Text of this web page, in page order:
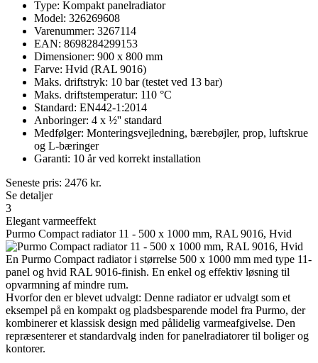
Type: Kompakt panelradiator
Model: 326269608
Varenummer: 3267114
EAN: 8698284299153
Dimensioner: 900 x 800 mm
Farve: Hvid (RAL 9016)
Maks. driftstryk: 10 bar (testet ved 13 bar)
Maks. driftstemperatur: 110 °C
Standard: EN442-1:2014
Anboringer: 4 x ½'' standard
Medfølger: Monteringsvejledning, bærebøjler, prop, luftskrue
og L-bæringer
Garanti: 10 år ved korrekt installation
Seneste pris: 2476 kr.
Se detaljer
3
Elegant varmeeffekt
Purmo Compact radiator 11 - 500 x 1000 mm, RAL 9016, Hvid
En Purmo Compact radiator i størrelse 500 x 1000 mm med type 11-
panel og hvid RAL 9016-finish. En enkel og effektiv løsning til
opvarmning af mindre rum.
Hvorfor den er blevet udvalgt: Denne radiator er udvalgt som et
eksempel på en kompakt og pladsbesparende model fra Purmo, der
kombinerer et klassisk design med pålidelig varmeafgivelse. Den
repræsenterer et standardvalg inden for panelradiatorer til boliger og
kontorer.